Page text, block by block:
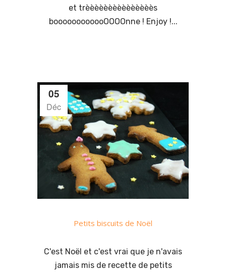
et trèèèèèèèèèèèèèèès
boooooooooooOOOOnne ! Enjoy !...
05
Déc
Petits biscuits de Noël
C'est Noël et c'est vrai que je n'avais
jamais mis de recette de petits